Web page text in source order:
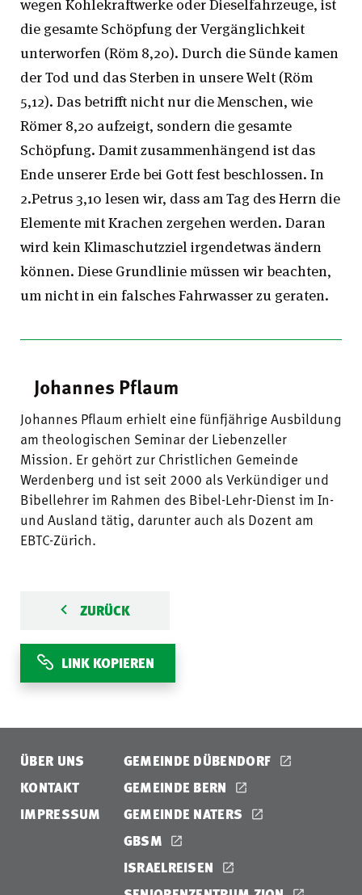
die gesamte Schöpfung der Vergänglichkeit
unterworfen (Röm 8,20). Durch die Sünde kamen
der Tod und das Sterben in unsere Welt (Röm
5,12). Das betrifft nicht nur die Menschen, wie
Römer 8,20 aufzeigt, sondern die gesamte
Schöpfung. Damit zusammenhängend ist das
Ende unserer Erde bei Gott fest beschlossen. In
2.Petrus 3,10 lesen wir, dass am Tag des Herrn die
Elemente mit Krachen zergehen werden. Daran
wird kein Klimaschutzziel irgendetwas ändern
können. Diese Grundlinie müssen wir beachten,
um nicht in ein falsches Fahrwasser zu geraten.
Johannes Pflaum
Johannes Pflaum erhielt eine fünfjährige Ausbildung
am theologischen Seminar der Liebenzeller
Mission. Er gehört zur Christlichen Gemeinde
Werdenberg und ist seit 2000 als Verkündiger und
Bibellehrer im Rahmen des Bibel-Lehr-Dienst im In-
und Ausland tätig, darunter auch als Dozent am
EBTC-Zürich.
ZURÜCK
LINK KOPIEREN
ÜBER UNS
KONTAKT
IMPRESSUM
GEMEINDE DÜBENDORF
GEMEINDE BERN
GEMEINDE NATERS
GBSM
ISRAELREISEN